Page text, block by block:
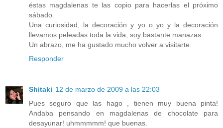
éstas magdalenas te las copio para hacerlas el próximo
sábado.
Una curiosidad, la decoración y yo o yo y la decoración
llevamos peleadas toda la vida, soy bastante manazas.
Un abrazo, me ha gustado mucho volver a visitarte.
Responder
Shitaki 12 de marzo de 2009 a las 22:03
Pues seguro que las hago , tienen muy buena pinta!
Andaba pensando en magdalenas de chocolate para
desayunar! uhmmmmm! que buenas.